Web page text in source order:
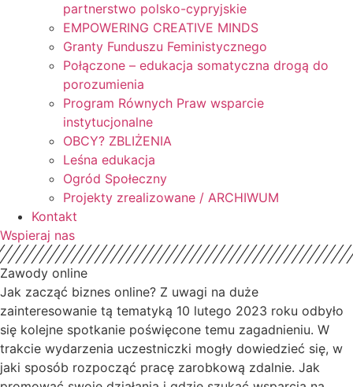
partnerstwo polsko-cypryjskie
EMPOWERING CREATIVE MINDS
Granty Funduszu Feministycznego
Połączone – edukacja somatyczna drogą do
porozumienia
Program Równych Praw wsparcie
instytucjonalne
OBCY? ZBLIŻENIA
Leśna edukacja
Ogród Społeczny
Projekty zrealizowane / ARCHIWUM
Kontakt
Wspieraj nas
Zawody online
Jak zacząć biznes online? Z uwagi na duże
zainteresowanie tą tematyką 10 lutego 2023 roku odbyło
się kolejne spotkanie poświęcone temu zagadnieniu. W
trakcie wydarzenia uczestniczki mogły dowiedzieć się, w
jaki sposób rozpocząć pracę zarobkową zdalnie. Jak